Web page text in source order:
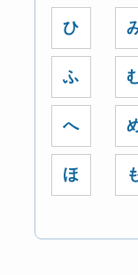
ひ
ふ
へ
ほ